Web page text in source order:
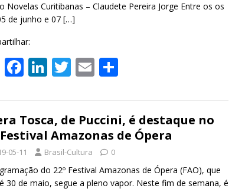
Novelas Curitibanas – Claudete Pereira Jorge Entre os os
de junho e 07 […]
W
s
A
p
p
F
b
o
o
k
Li
e
dI
n
T
er
E
l e
Tosca, de Puccini, é destaque no
Festival Amazonas de Ópera
05-11 Brasil-Cultura 0
do 22º Festival Amazonas de Ópera (FAO), que
30 de maio, segue a pleno vapor. Neste fim de semana, é